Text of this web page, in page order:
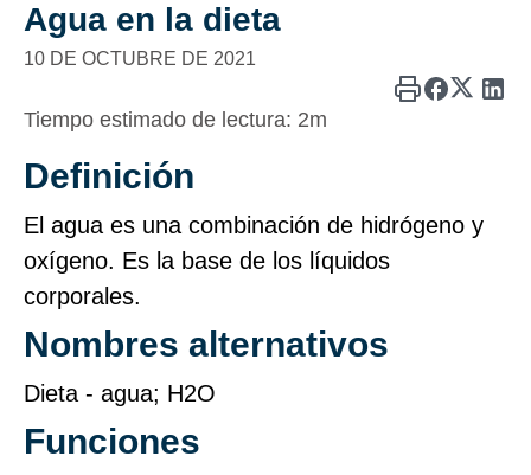
Agua en la dieta
10 DE OCTUBRE DE 2021
Tiempo estimado de lectura: 2m
Definición
El agua es una combinación de hidrógeno y
oxígeno. Es la base de los líquidos
corporales.
Nombres alternativos
Dieta ‑ agua; H2O
Funciones